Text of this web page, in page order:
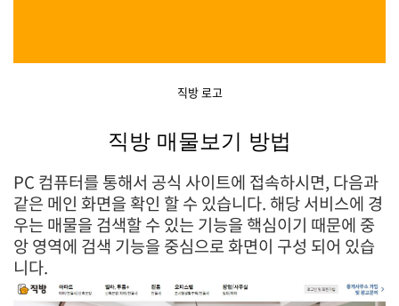
직방 로고
직방 매물보기 방법
PC 컴퓨터를 통해서 공식 사이트에 접속하시면, 다음과
같은 메인 화면을 확인 할 수 있습니다. 해당 서비스에 경
우는 매물을 검색할 수 있는 기능을 핵심이기 때문에 중
앙 영역에 검색 기능을 중심으로 화면이 구성 되어 있습
니다.